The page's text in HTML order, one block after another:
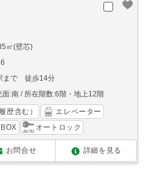
㎡(壁芯)
まで 徒歩14分
面:南 所在階数:6階・地上12階
歴含む）
エレベーター
オートロック
お問合せ 詳細を見る